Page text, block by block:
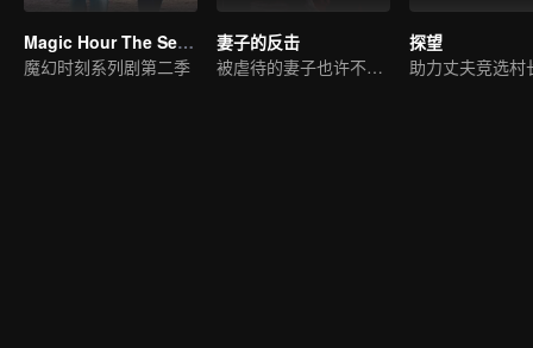
Magic Hour The Series S2
魔幻时刻系列剧第二季
妻子的反击
被虐待的妻子也许不语，但复仇从不沉睡
探望
助力丈夫竞选村